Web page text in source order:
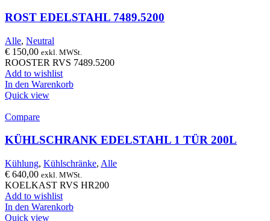
ROST EDELSTAHL 7489.5200
Alle, Neutral
€ 150,00 exkl. MWSt.
ROOSTER RVS 7489.5200
Add to wishlist
In den Warenkorb
Quick view
Compare
KÜHLSCHRANK EDELSTAHL 1 TÜR 200L
Kühlung, Kühlschränke, Alle
€ 640,00 exkl. MWSt.
KOELKAST RVS HR200
Add to wishlist
In den Warenkorb
Quick view